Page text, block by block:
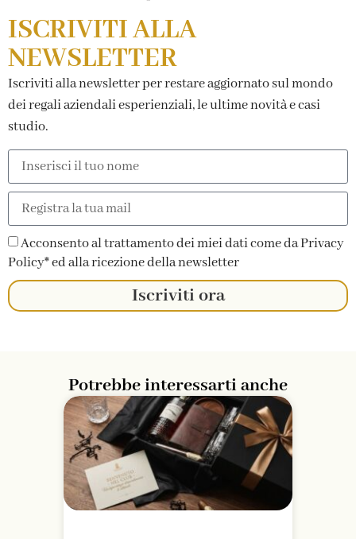
ISCRIVITI ALLA
NEWSLETTER
Iscriviti alla newsletter per restare aggiornato sul mondo
dei regali aziendali esperienziali, le ultime novità e casi
studio.
Acconsento al trattamento dei miei dati come da Privacy
Policy* ed alla ricezione della newsletter
Iscriviti ora
Potrebbe interessarti anche